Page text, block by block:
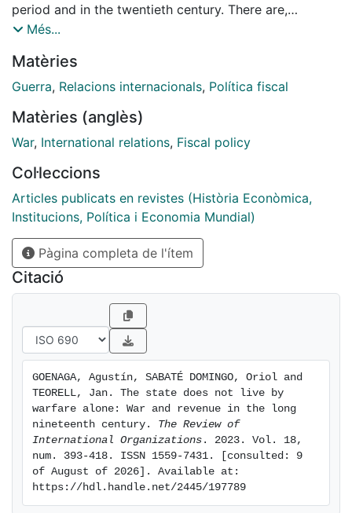
period and in the twentieth century. There are,
however, few cross-national studies on the long
on wars and public revenues from 1816 to 1913 for 27
American and European countries, this article provides
triggered lasting increases in public revenues during
those years. We argue that the uneven diffusion of
international wars would be sufficiently intense to
push state actors to seek additional resources.
Moreover, the distinction between international and
civil wars was blurred by the opportunities for non-
state actors to mobilize military forces comparable to
those of the state. Therefore, only very intense
international and civil wars had a lasting impact on
state revenues, but such conflicts were extremely rare,
both in Europe and the Americas.
Més...
Matèries
Guerra, Relacions internacionals, Política fiscal
Matèries (anglès)
War, International relations, Fiscal policy
Col·leccions
Articles publicats en revistes (Història Econòmica,
Institucions, Política i Economia Mundial)
Pàgina completa de l'ítem
Citació
GOENAGA, Agustín, SABATÉ DOMINGO, Oriol and
TEORELL, Jan. The state does not live by
warfare alone: War and revenue in the long
nineteenth century. The Review of
International Organizations . 2023. Vol. 18,
num. 393-418. ISSN 1559-7431. [consulted: 9
of August of 2026]. Available at:
https://hdl.handle.net/2445/197789